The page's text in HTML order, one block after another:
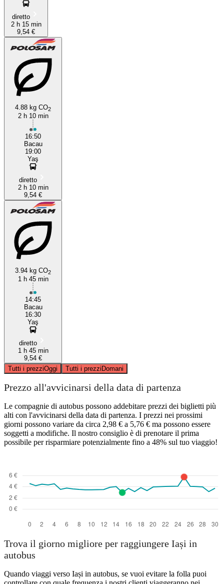
diretto
2 h 15 min
9,54 €
4.88 kg CO2
2 h 10 min
16:50
Bacau
19:00
Yaş
diretto
2 h 10 min
9,54 €
3.94 kg CO2
1 h 45 min
14:45
Bacau
16:30
Yaş
diretto
1 h 45 min
9,54 €
Tutti i prezziOggi Tutti i prezziDomani
Prezzo all'avvicinarsi della data di partenza
Le compagnie di autobus possono addebitare prezzi dei biglietti più
alti con l'avvicinarsi della data di partenza. I prezzi nei prossimi
giorni possono variare da circa 2,98 € a 5,76 € ma possono essere
soggetti a modifiche. Il nostro consiglio è di prenotare il prima
possibile per risparmiare potenzialmente fino a 48% sul tuo viaggio!
Trova il giorno migliore per raggiungere Iași in
autobus
Quando viaggi verso Iași in autobus, se vuoi evitare la folla puoi